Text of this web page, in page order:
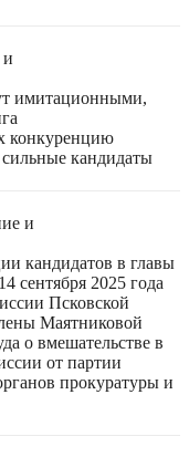
имитационными,
конкуренцию
кандидаты
и
кандидатов в главы
сентября 2025 года
Псковской
Маятниковой
о вмешательстве в
от партии
прокуратуры и